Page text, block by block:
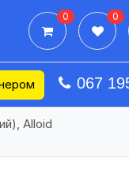
0 0
067
Alloid